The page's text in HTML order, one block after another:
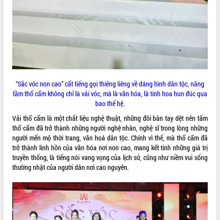
mặt Đoàn chuyên gia y tế TP. Hồ Chí
Minh
Lễ truy điệu và an táng hài cốt liệt sĩ
tại Nghĩa trang Liệt sĩ xã Sơn Hòa
Thứ trưởng Bộ Nông nghiệp và Môi
trường Nguyễn Hoàng Hiệp khảo sát
vùng trồng và doanh nghiệp đóng gói
sầu riêng tại Đắk Lắk
Trình diễn nghệ thuật chế biến các
món ăn từ sầu riêng
Đắk Lắk công bố Quy hoạch và xúc
tiến đầu tư tỉnh
Ngành cá ngừ Đắk Lắk chủ động thích
ứng để giữ vững thị trường xuất khẩu
Diễn đàn Kinh tế tư nhân Việt Nam đột
phá cơ chế - Hợp tác công tư
Đề án 06 tạo bước ngoặt đột phá trong
THỐNG KÊ TRUY CẬP
Hôm nay:
“Sắc vóc non cao” cất tiếng gọi thiêng liêng về dáng hình dân tộc, nâng
tầm thổ cẩm không chỉ là vải vóc, mà là văn hóa, là tinh hoa hun đúc qua
bao thế hệ.
Vải thổ cẩm là một chất liệu nghệ thuật, những đôi bàn tay dệt nên tấm
thổ cẩm đã trở thành những người nghệ nhân, nghệ sĩ trong lòng những
người mến mộ thời trang, văn hoá dân tộc. Chính vì thế, mà thổ cẩm đã
trở thành linh hồn của văn hóa nơi non cao, mang kết tinh những giá trị
truyền thống, là tiếng nói vang vọng của lịch sử, cũng như niềm vui sống
thường nhật của người dân nơi cao nguyên.